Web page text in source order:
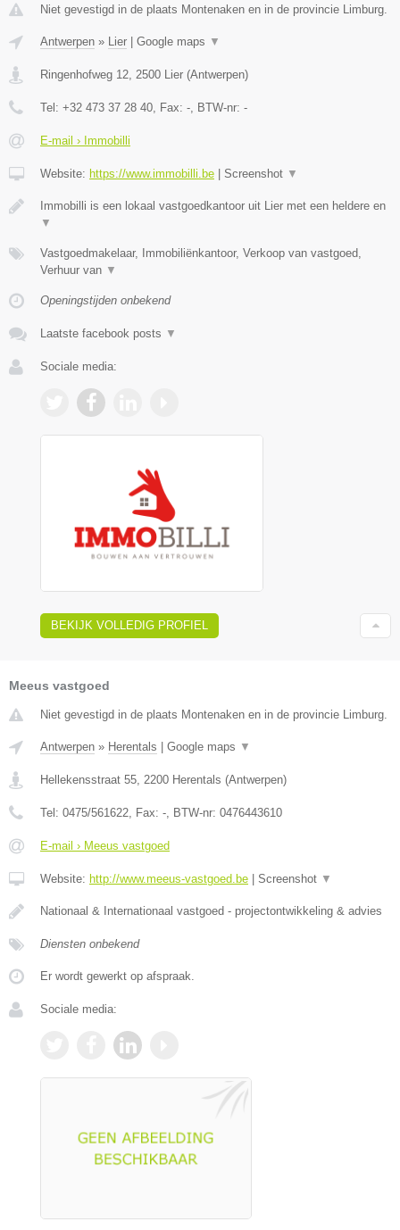
Niet gevestigd in de plaats Montenaken en in de provincie Limburg.
Antwerpen » Lier | Google maps ▼
Ringenhofweg 12 2500 Lier (Antwerpen)
Tel: +32 473 37 28 40 , Fax: - , BTW-nr: -
E-mail › Immobilli
Website: https://www.immobilli.be | Screenshot ▼
Immobilli is een lokaal vastgoedkantoor uit Lier met een heldere en
▼
Vastgoedmakelaar, Immobiliënkantoor, Verkoop van vastgoed,
Verhuur van ▼
Openingstijden onbekend
Laatste facebook posts ▼
Sociale media:
BEKIJK VOLLEDIG PROFIEL
Meeus vastgoed
Niet gevestigd in de plaats Montenaken en in de provincie Limburg.
Antwerpen » Herentals Google maps ▼
Hellekensstraat 55, 2200 Herentals (Antwerpen)
Tel: 0475/561622, Fax: -, BTW-nr: 0476443610
E-mail › Meeus vastgoed
Website: http://www.meeus-vastgoed.be Screenshot ▼
Nationaal & Internationaal vastgoed - projectontwikkeling & advies
Diensten onbekend
Er wordt gewerkt op afspraak.
Sociale media: